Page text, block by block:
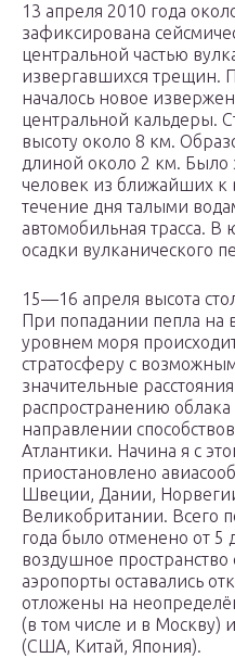
13 апреля 2010 года
зафиксирована
центральной частью
извергавшихся трещин.
началось новое
центральной кальдеры.
высоту около 8 км.
длиной около 2 км. Было
человек из ближайших к
течение дня талыми
автомобильная трасса.
осадки вулканического
15—16 апреля высота
При попадании пепла на
уровнем моря
стратосферу с
значительные
распространению облака
направлении
Атлантики. Начина я с
приостановлено
Швеции, Дании,
Великобритании. Всего
года было отменено от 5
воздушное
аэропорты оставались
отложены на
(в том числе и в Москву)
(США, Китай, Япония).